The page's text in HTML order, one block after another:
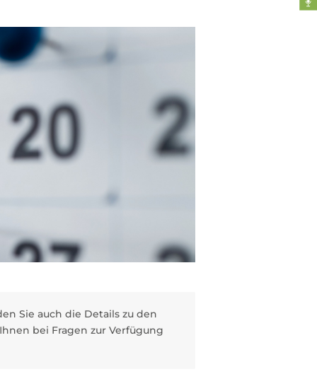
Sie auch die Details zu den
bei Fragen zur Verfügung